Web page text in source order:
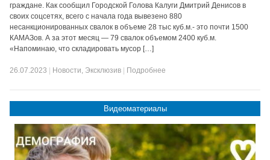
граждане. Как сообщил Городской Голова Калуги Дмитрий Денисов в
своих соцсетях, всего с начала года вывезено 880
несанкционированных свалок в объеме 28 тыс куб.м.- это почти 1500
КАМАЗов. А за этот месяц — 79 свалок объемом 2400 куб.м.
«Напоминаю, что складировать мусор […]
26.07.2023 Новости, Эксклюзив Подробнее
Видеоматериалы